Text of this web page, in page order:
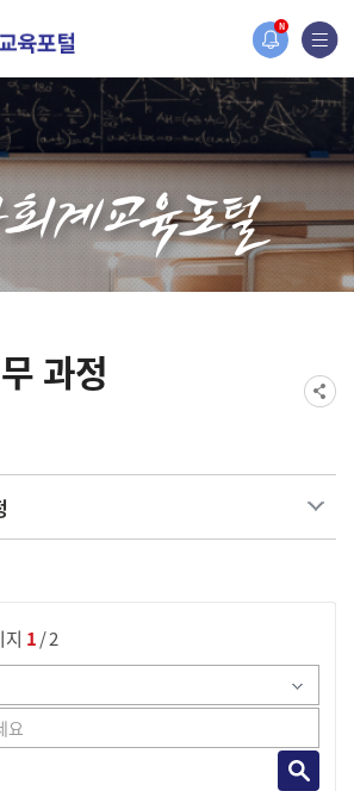
N
게 개편되었습니다.
구원홈페이지가 새롭게 개설되었습니다.
과정
지 1/ 2